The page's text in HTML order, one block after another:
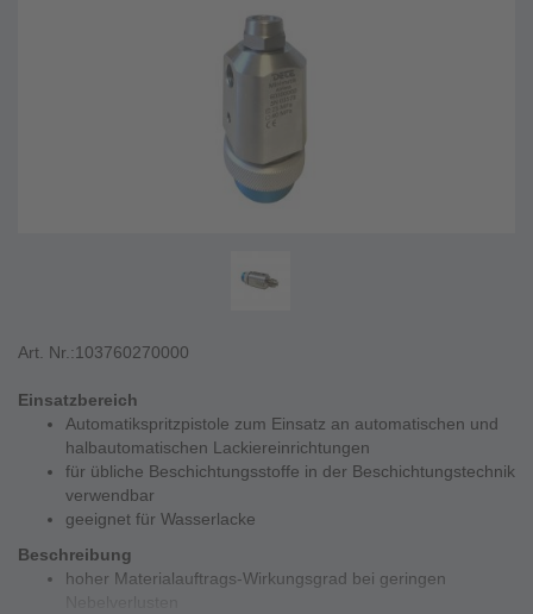
Art. Nr.:103760270000
Einsatzbereich
Automatikspritzpistole zum Einsatz an automatischen und
halbautomatischen Lackiereinrichtungen
für übliche Beschichtungsstoffe in der Beschichtungstechnik
verwendbar
geeignet für Wasserlacke
Beschreibung
hoher Materialauftrags-Wirkungsgrad bei geringen